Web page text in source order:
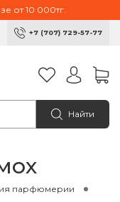
10 000тг.
+7 (707) 729-57-77
Найти
парфюмерии